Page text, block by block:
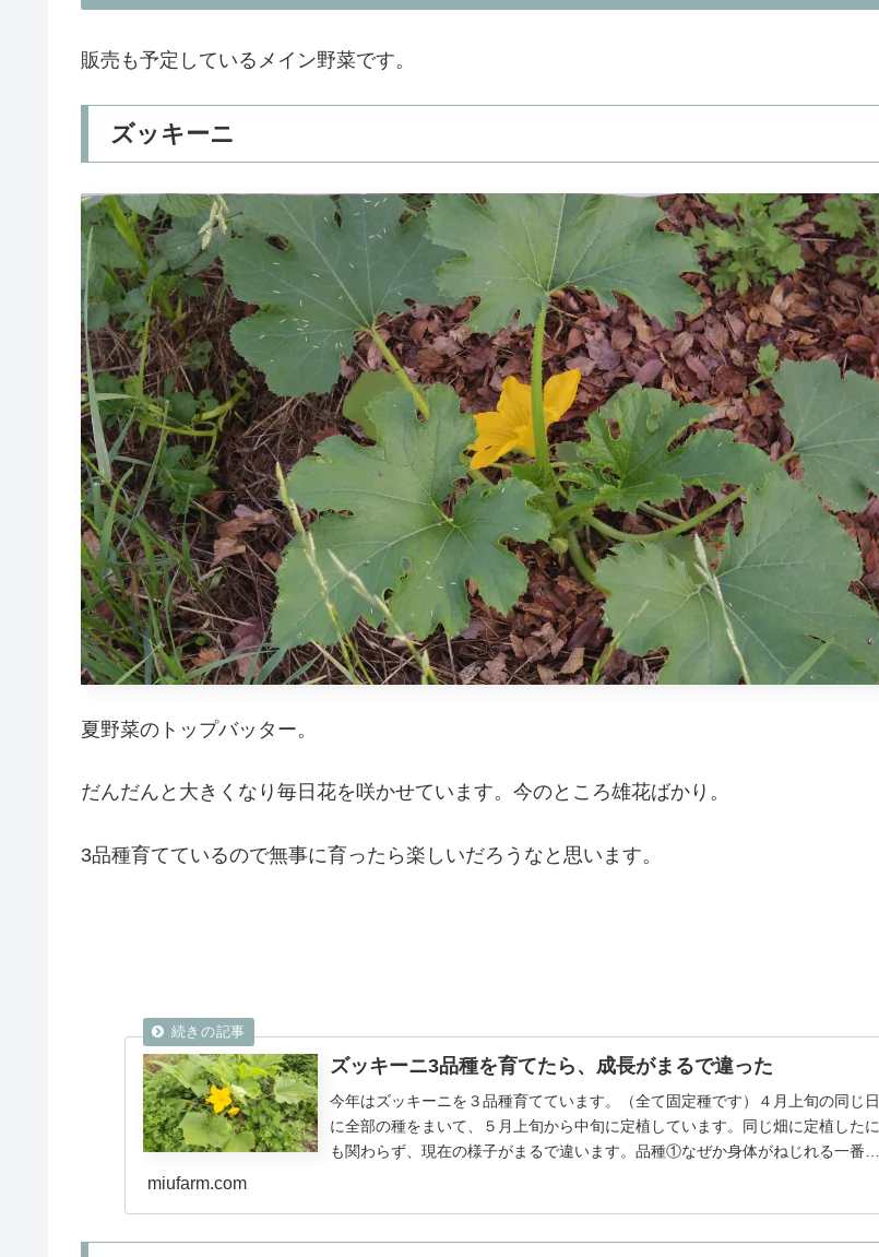
販売も予定しているメイン野菜です。
ズッキーニ
夏野菜のトップバッター。
だんだんと大きくなり毎日花を咲かせています。今のところ雄花ばかり。
3品種育てているので無事に育ったら楽しいだろうなと思います。
ズッキーニ3品種を育てたら、成長がまるで違った
今年はズッキーニを３品種育てています。（全て固定種です）４月上旬の同じ日
に全部の種をまいて、５月上旬から中旬に定植しています。同じ畑に定植したに
も関わらず、現在の様子がまるで違います。品種①なぜか身体がねじれる一番最
miufarm.com